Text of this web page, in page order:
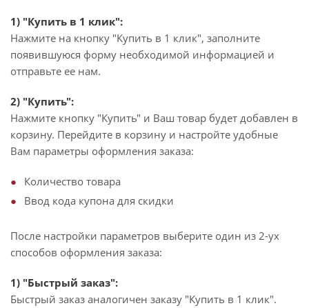
1) "Купить в 1 клик":
Нажмите на кнопку "Купить в 1 клик", заполните
появившуюся форму необходимой информацией и
отправьте ее нам.
2) "Купить":
Нажмите кнопку "Купить" и Ваш товар будет добавлен в
корзину. Перейдите в корзину и настройте удобные
Вам параметры оформления заказа:
Количество товара
Ввод кода купона для скидки
После настройки параметров выберите один из 2-ух
способов оформления заказа:
1) "Быстрый заказ":
Быстрый заказ аналогичен заказу "Купить в 1 клик".